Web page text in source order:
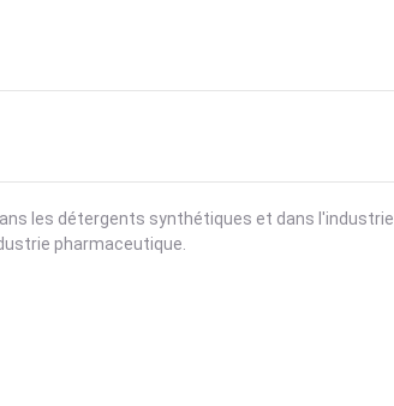
les détergents synthétiques et dans l'industrie
pharmaceutique.